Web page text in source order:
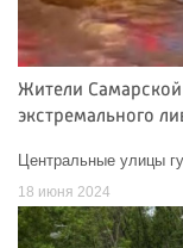
Жители Самарской
экстремального
Центральные улицы
18 июня 2024